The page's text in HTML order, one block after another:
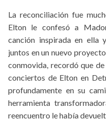
La reconciliación fue
Elton le confesó a
canción inspirada en ella
juntos en un nuevo
conmovida, recordó que
conciertos de Elton en
profundamente en su
herramienta
reencuentro le había